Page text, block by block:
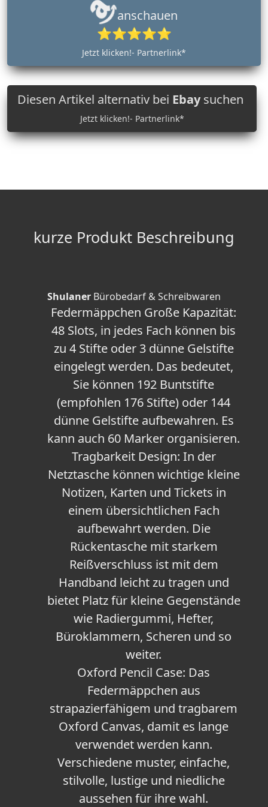
anschauen
⭐⭐⭐⭐⭐
Jetzt klicken!- Partnerlink*
Diesen Artikel alternativ bei Ebaysuchen
Jetzt klicken!- Partnerlink*
kurze Produkt Beschreibung
Shulaner Bürobedarf & Schreibwaren
Federmäppchen Große Kapazität:
48 Slots, in jedes Fach können bis
zu 4 Stifte oder 3 dünne Gelstifte
eingelegt werden. Das bedeutet,
Sie können 192 Buntstifte
(empfohlen 176 Stifte) oder 144
dünne Gelstifte aufbewahren. Es
kann auch 60 Marker organisieren.
Tragbarkeit Design: In der
Netztasche können wichtige kleine
Notizen, Karten und Tickets in
einem übersichtlichen Fach
aufbewahrt werden. Die
Rückentasche mit starkem
Reißverschluss ist mit dem
Handband leicht zu tragen und
bietet Platz für kleine Gegenstände
wie Radiergummi, Hefter,
Büroklammern, Scheren und so
weiter.
Oxford Pencil Case: Das
Federmäppchen aus
strapazierfähigem und tragbarem
Oxford Canvas, damit es lange
verwendet werden kann.
Verschiedene muster, einfache,
stilvolle, lustige und niedliche
aussehen für ihre wahl.